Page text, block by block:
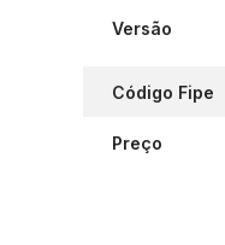
Versão
Código Fipe
Preço